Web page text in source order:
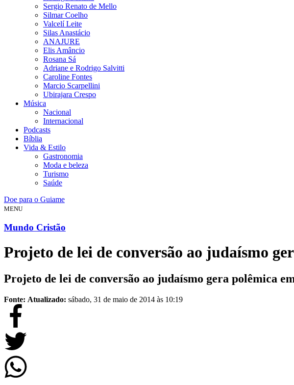
Sergio Renato de Mello
Silmar Coelho
Valcelí Leite
Silas Anastácio
ANAJURE
Elis Amâncio
Rosana Sá
Adriane e Rodrigo Salvitti
Caroline Fontes
Marcio Scarpellini
Ubirajara Crespo
Música
Nacional
Internacional
Podcasts
Bíblia
Vida & Estilo
Gastronomia
Moda e beleza
Turismo
Saúde
Doe para o Guiame
MENU
Mundo Cristão
Projeto de lei de conversão ao judaísmo
Projeto de lei de conversão ao judaísmo gera polêmica
Fonte: Atualizado: sábado, 31 de maio de 2014 às 10:19